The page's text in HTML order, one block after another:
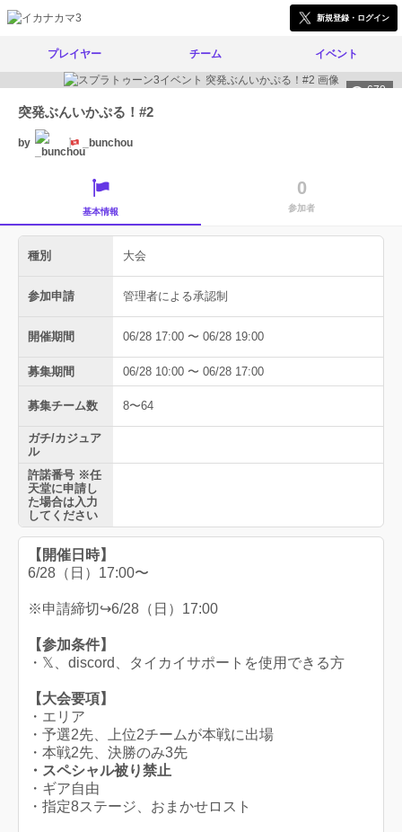
新規登録・ログイン
プレイヤー チーム イベント
670
突発ぶんいかぷる！#2
by _bunchou
基本情報
0
参加者
種別 大会
参加申請 管理者による承認制
開催期間 06/28 17:00 〜 06/28 19:00
募集期間 06/28 10:00 〜 06/28 17:00
募集チーム数 8〜64
ガチ/カジュア
ル
許諾番号 ※任
天堂に申請し
た場合は入力
してください
【開催日時】
6/28（日）17:00〜
※申請締切↪6/28（日）17:00
【参加条件】
・𝕏、discord、タイカイサポートを使用できる方
【大会要項】
・エリア
・予選2先、上位2チームが本戦に出場
・本戦2先、決勝のみ3先
・スペシャル被り禁止
・ギア自由
・指定8ステージ、おまかせロスト